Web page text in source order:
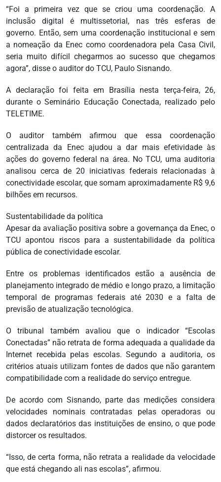
“Foi a primeira vez que se criou uma coordenação. A
inclusão digital é multissetorial, nas três esferas de
governo. Então, sem uma coordenação institucional e sem
a nomeação da Enec como coordenadora pela Casa Civil,
seria muito difícil chegarmos ao sucesso que chegamos
agora”, disse o auditor do TCU, Paulo Sisnando.
A declaração foi feita em Brasília nesta terça-feira, 26,
durante o Seminário Educação Conectada, realizado pelo
TELETIME.
O auditor também afirmou que essa coordenação
centralizada da Enec ajudou a dar mais efetividade às
ações do governo federal na área. No TCU, uma auditoria
analisou cerca de 20 iniciativas federais relacionadas à
conectividade escolar, que somam aproximadamente R$ 9,6
bilhões em recursos.
Sustentabilidade da política
Apesar da avaliação positiva sobre a governança da Enec, o
TCU apontou riscos para a sustentabilidade da política
pública de conectividade escolar.
Entre os problemas identificados estão a ausência de
planejamento integrado de médio e longo prazo, a limitação
temporal de programas federais até 2030 e a falta de
previsão de atualização tecnológica.
O tribunal também avaliou que o indicador “Escolas
Conectadas” não retrata de forma adequada a qualidade da
Internet recebida pelas escolas. Segundo a auditoria, os
critérios atuais utilizam fontes de dados que não garantem
compatibilidade com a realidade do serviço entregue.
De acordo com Sisnando, parte das medições considera
velocidades nominais contratadas pelas operadoras ou
dados declaratórios das instituições de ensino, o que pode
distorcer os resultados.
“Isso, de certa forma, não retrata a realidade da velocidade
que está chegando ali nas escolas”, afirmou.